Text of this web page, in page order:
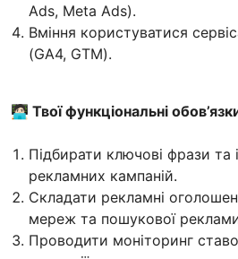
Ads, Meta Ads).
Вміння користуватися
(GA4, GTM).
🧑🏻‍💻 Твої функціональні
Підбирати ключові фрази та
рекламних кампаній.
Складати рекламні
мереж та пошукової
Проводити моніторинг